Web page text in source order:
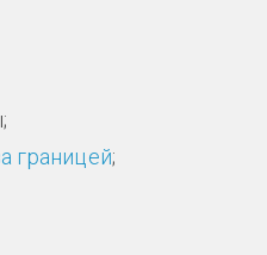
границей;